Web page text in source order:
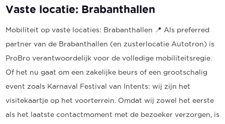
Vaste locatie: Brabanthallen
Mobiliteit op vaste locaties: Brabanthallen 📍 Als preferred
partner van de Brabanthallen (en zusterlocatie Autotron) is
ProBro verantwoordelijk voor de volledige mobiliteitsregie.
Of het nu gaat om een zakelijke beurs of een grootschalig
event zoals Karnaval Festival van Intents: wij zijn het
visitekaartje op het voorterrein. Omdat wij zowel het eerste
als het laatste contactmoment met de bezoeker verzorgen, is